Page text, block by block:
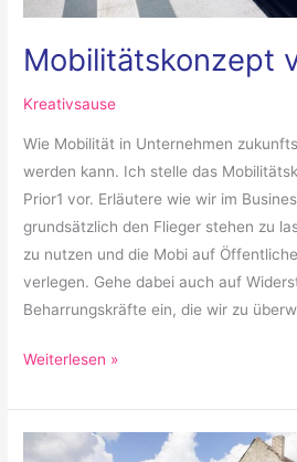
Mobilitätskonzept
Kreativsause
Wie Mobilität in Unternehmen
werden kann. Ich stelle das
Prior1 vor. Erläutere wie wir im
grundsätzlich den Flieger stehen zu
zu nutzen und die Mobi auf
verlegen. Gehe dabei auch auf
Beharrungskräfte ein, die wir zu
Weiterlesen »
Mobilitätscampus: